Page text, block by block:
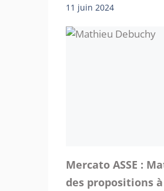
11 juin 2024
Mercato ASSE :
des propositions